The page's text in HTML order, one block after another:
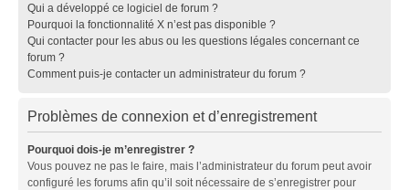
Qui a développé ce logiciel de forum ?
Pourquoi la fonctionnalité X n’est pas disponible ?
Qui contacter pour les abus ou les questions légales concernant ce
forum ?
Comment puis-je contacter un administrateur du forum ?
Problèmes de connexion et d’enregistrement
Pourquoi dois-je m’enregistrer ?
Vous pouvez ne pas le faire, mais l’administrateur du forum peut avoir
configuré les forums afin qu’il soit nécessaire de s’enregistrer pour